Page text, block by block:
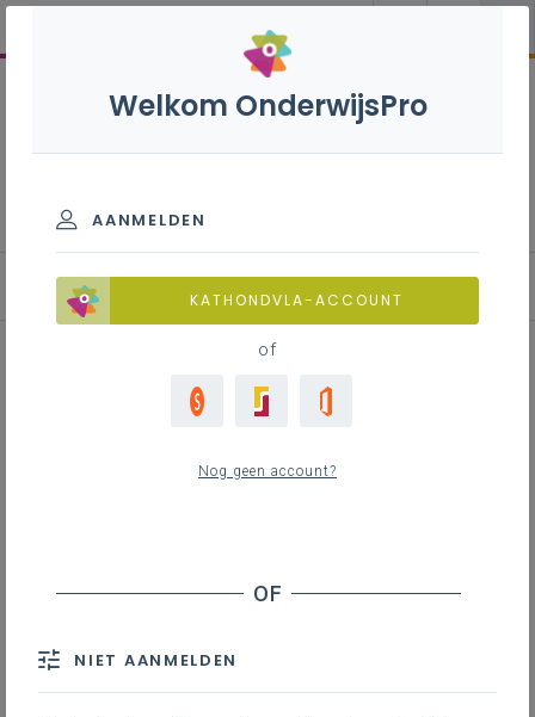
Leerplan
Hieronder vind je het leerplan als
Worddocument en te raadplegen
via de digitale leerplantool LLinkid.
Welkom OnderwijsPro
AANMELDEN
KATHONDVLA-ACCOUNT
of
Nog geen account?
NIET AANMELDEN